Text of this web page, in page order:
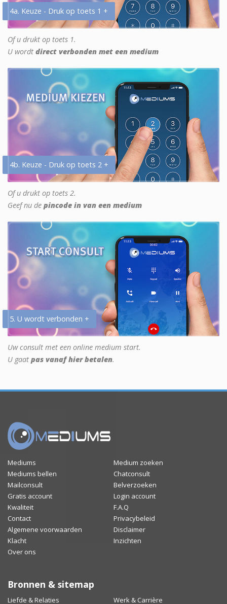
4a. Keuze - Druk op toets 1 +
Of u drukt op toets 1.
U wordt direct verbonden met een medium
4b. Keuze - Druk op toets 2 +
Of u drukt op toets 2.
Geef nu de pincode in van een medium
5. U wordt verbonden +
Uw consult met een online medium start.
U gaat pas vanaf hier betalen.
Mediums
Medium zoeken
Mediums bellen
Chatconsult
Mailconsult
Belverzoeken
Gratis account
Login account
Kwaliteit
F.A.Q
Contact
Privacybeleid
Algemene voorwaarden
Disclaimer
Klacht
Inzichten
Over ons
Bronnen & sitemap
Liefde & Relaties Werk & Carrière